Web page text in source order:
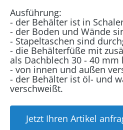
Ausführung:
- der Behälter ist in
- der Boden und Wände
- Stapeltaschen sind
- die Behälterfüße mit
als Dachblech 30 - 40 mm
- von innen und außen
- der Behälter ist öl- und
verschweißt.
Jetzt Ihren Artikel